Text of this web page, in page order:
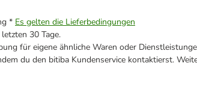
* Es gelten die Lieferbedingungen
30 Tage.
für eigene ähnliche Waren oder
du den bitiba Kundenservice kontaktierst.